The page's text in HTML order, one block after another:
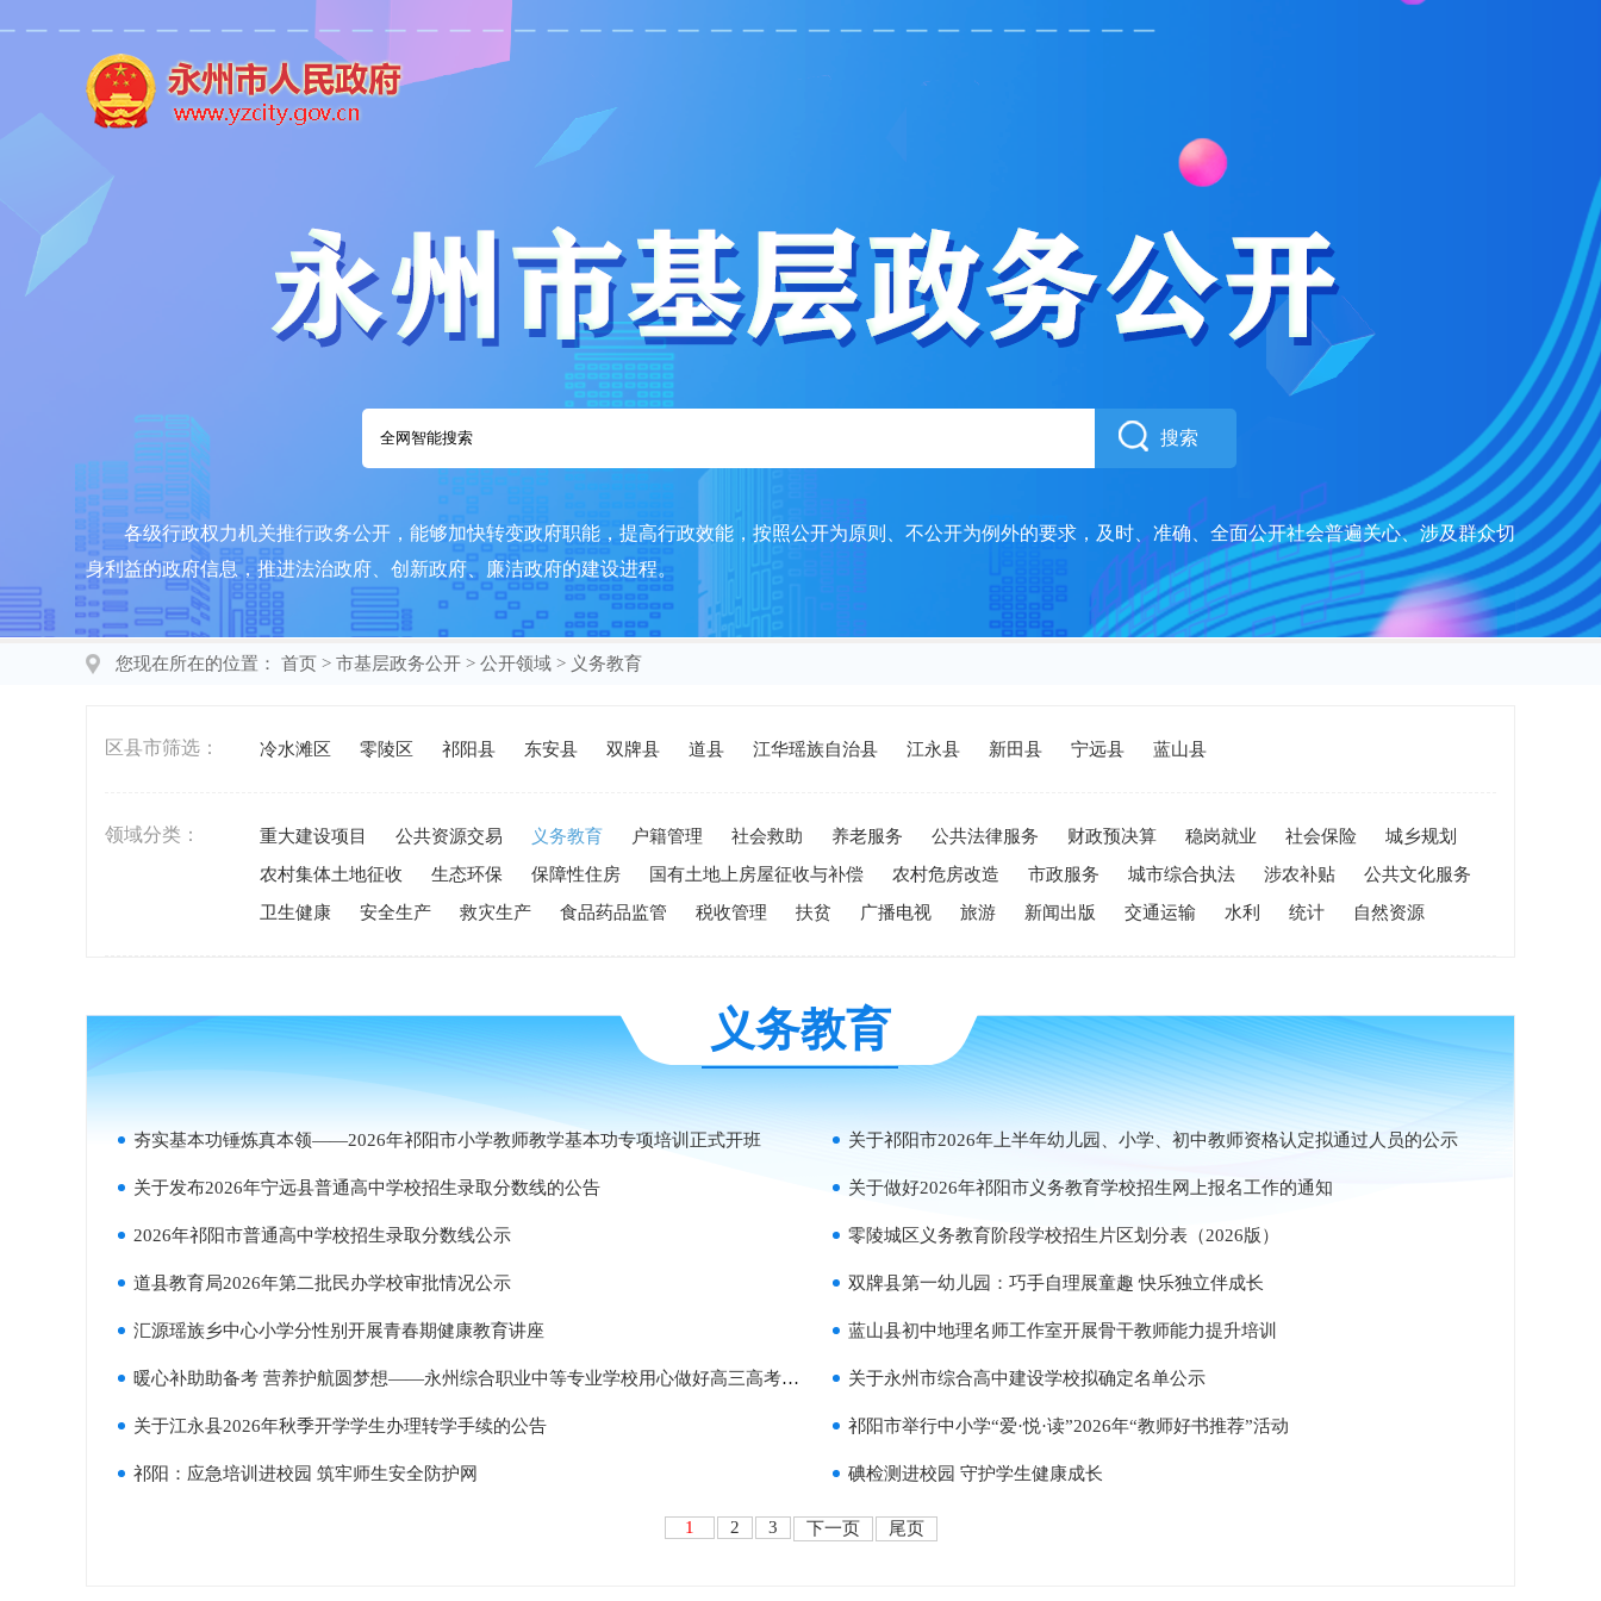
搜索
各级行政权力机关推行政务公开，能够加快转变政府职能，提高行政效能，按照公开为原则、不公开为例外的要求，及时、准确、全面公开社会普遍关心、涉及群众切
身利益的政府信息，推进法治政府、创新政府、廉洁政府的建设进程。
您现在所在的位置： 首页 > 市基层政务公开 > 公开领域 > 义务教育
区县市筛选： 冷水滩区 零陵区 祁阳县 东安县 双牌县 道县 江华瑶族自治县 江永县 新田县 宁远县 蓝山县
领域分类： 重大建设项目 公共资源交易 义务教育 户籍管理 社会救助 养老服务 公共法律服务 财政预决算 稳岗就业 社会保险
城乡规划
农村集体土地征收
生态环保 保障性住房 国有土地上房屋征收与补偿 农村危房改造 市政服务 城市综合执法 涉农补贴
公共文化服务
卫生健康
安全生产 救灾生产 食品药品监管 税收管理 扶贫 广播电视 旅游 新闻出版 交通运输 水利 统计 自然资源
义务教育
夯实基本功锤炼真本领——2026年祁阳市小学教师教学基本功专项培训正式开班 关于祁阳市2026年上半年幼儿园、小学、初中教师资格认定拟通过人员的公示
关于发布2026年宁远县普通高中学校招生录取分数线的公告 关于做好2026年祁阳市义务教育学校招生网上报名工作的通知
2026年祁阳市普通高中学校招生录取分数线公示 零陵城区义务教育阶段学校招生片区划分表（2026版）
道县教育局2026年第二批民办学校审批情况公示 双牌县第一幼儿园：巧手自理展童趣 快乐独立伴成长
汇源瑶族乡中心小学分性别开展青春期健康教育讲座 蓝山县初中地理名师工作室开展骨干教师能力提升培训
暖心补助助备考 营养护航圆梦想——永州综合职业中等专业学校用心做好高三高考饮食保障工作 关于永州市综合高中建设学校拟确定名单公示
关于江永县2026年秋季开学学生办理转学手续的公告 祁阳市举行中小学“爱·悦·读”2026年“教师好书推荐”活动
祁阳：应急培训进校园 筑牢师生安全防护网 碘检测进校园 守护学生健康成长
1 2 3 下一页 尾页